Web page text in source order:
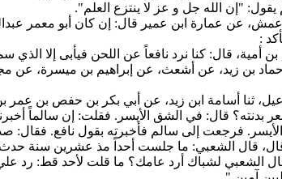
"إن الله جل و عز لا ينتزع العلم".
:
حماد بن زيد، عن أشعث، عن إبراهيم بن ميسرة، عن
ثنا أسامة ابن زيد، عن أبي بكر بن حفص بن
بدنته؟ قال: في الشق الأيسر. فقلت: إن سالماً
فرجعت إلى سالم فأخبرته بقول نافع. فقال: